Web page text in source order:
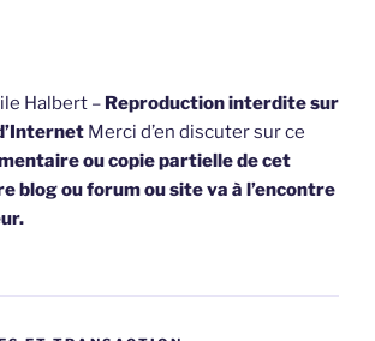
Halbert – Reproduction interdite sur
Merci d’en discuter sur ce
ou copie partielle de cet
blog ou forum ou site va à l’encontre